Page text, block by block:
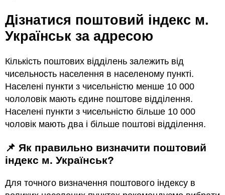
Дізнатися поштовий індекс м.
Українськ за адресою
Кількість поштових відділень залежить від
чисельность населення в населеному пункті.
Населені пункти з чисельністю менше 10 000
чололовік мають єдине поштове відділення.
Населені пункти з чисельністю більше 10 000
чоловік мають два і більше поштові відділення.
📌 Як правильно визначити поштовий
індекс м. Українськ?
Для точного визначення поштового індексу в